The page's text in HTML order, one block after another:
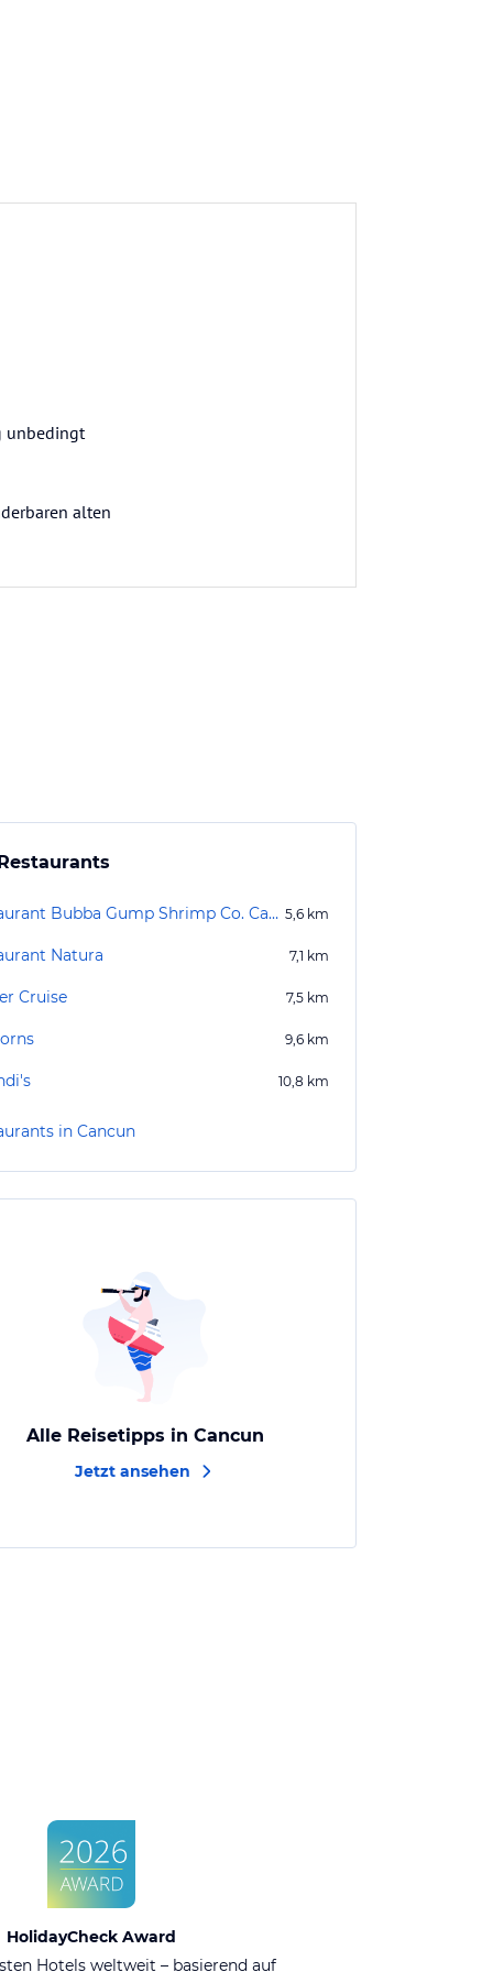
unbedingt
alten
Restaurant Bubba Gump Shrimp Co. Cancún 5,6 km
Natura 7,1 km
Cruise 7,5 km
9,6 km
10,8 km
in Cancun
Alle Reisetipps in Cancun
Jetzt ansehen
HolidayCheck Award
Hotels weltweit – basierend auf